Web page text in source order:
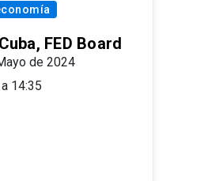
FED Board
de 2024
14:35